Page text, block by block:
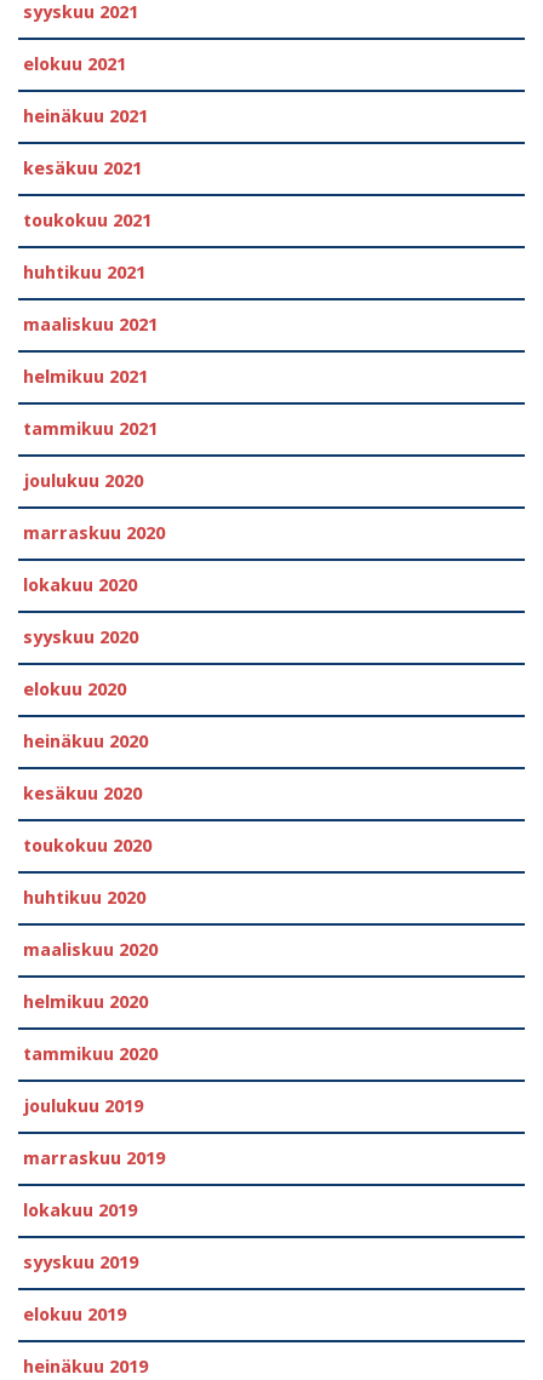
syyskuu 2021
elokuu 2021
heinäkuu 2021
kesäkuu 2021
toukokuu 2021
huhtikuu 2021
maaliskuu 2021
helmikuu 2021
tammikuu 2021
joulukuu 2020
marraskuu 2020
lokakuu 2020
syyskuu 2020
elokuu 2020
heinäkuu 2020
kesäkuu 2020
toukokuu 2020
huhtikuu 2020
maaliskuu 2020
helmikuu 2020
tammikuu 2020
joulukuu 2019
marraskuu 2019
lokakuu 2019
syyskuu 2019
elokuu 2019
heinäkuu 2019